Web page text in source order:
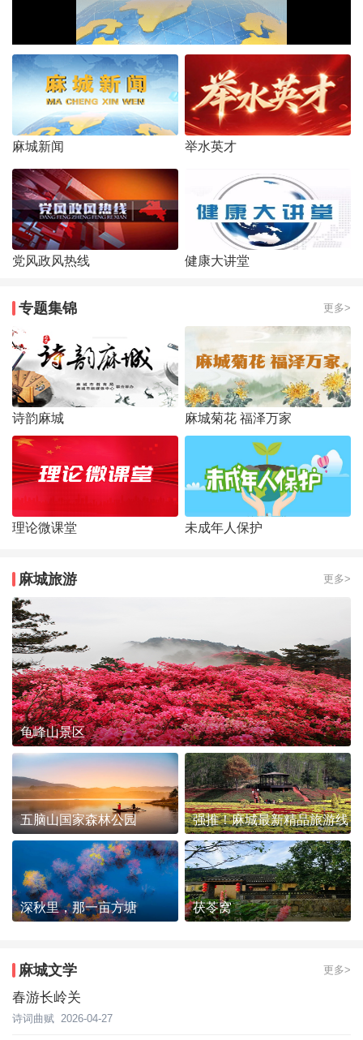
麻城新闻 举水英才
党风政风热线 健康大讲堂
专题集锦 更多>
诗韵麻城 麻城菊花 福泽万家
理论微课堂 未成年人保护
麻城旅游 更多>
龟峰山景区
五脑山国家森林公园 强推！麻城最新精品旅游线
路发布~
深秋里，那一亩方塘 茯苓窝
麻城文学 更多>
春游长岭关
诗词曲赋 2026-04-27